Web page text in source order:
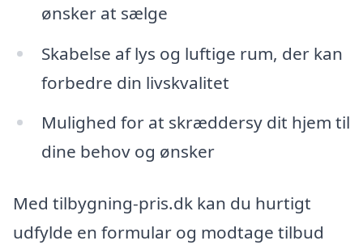
ønsker at sælge
Skabelse af lys og luftige rum, der kan
forbedre din livskvalitet
Mulighed for at skræddersy dit hjem til
dine behov og ønsker
Med tilbygning-pris.dk kan du hurtigt
udfylde en formular og modtage tilbud